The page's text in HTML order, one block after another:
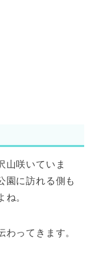
山咲いていま
園に訪れる側も
。
ってきます。